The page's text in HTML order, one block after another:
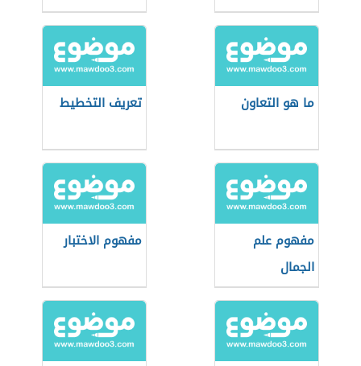
وفائدته
ما هو التعاون تعريف التخطيط
مفهوم علم
الجمال
مفهوم الاختبار